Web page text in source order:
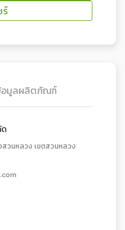
ร์
มูลผลิตภัณฑ์
วนหลวง เขตสวนหลวง